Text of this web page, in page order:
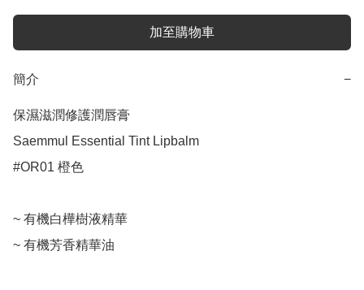
加至購物車
簡介 −
保濕滋潤修護潤唇膏
Saemmul Essential Tint Lipbalm
#OR01 橙色
~ 有機白樺樹液精華
~ 有機芳香精華油